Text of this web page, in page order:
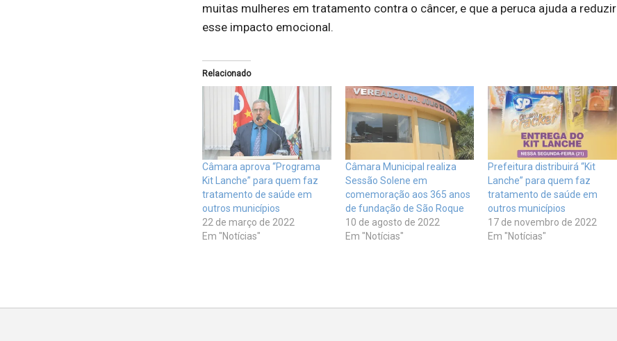
muitas mulheres em tratamento contra o câncer, e que a peruca ajuda a reduzir
esse impacto emocional.
Relacionado
Câmara aprova “Programa
Kit Lanche” para quem faz
tratamento de saúde em
outros municípios
22 de março de 2022
Em "Notícias"
Câmara Municipal realiza
Sessão Solene em
comemoração aos 365 anos
de fundação de São Roque
10 de agosto de 2022
Em "Notícias"
Prefeitura distribuirá “Kit
Lanche” para quem faz
tratamento de saúde em
outros municípios
17 de novembro de 2022
Em "Notícias"